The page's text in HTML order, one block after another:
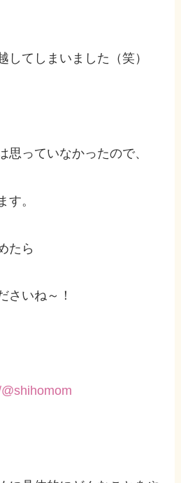
してしまいました（笑）
思っていなかったので、
す。
たら
さいね～！